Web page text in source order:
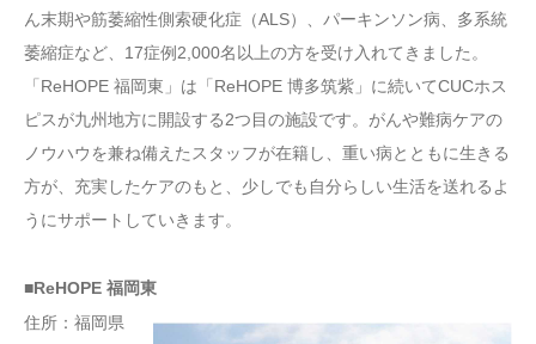
ん末期や筋萎縮性側索硬化症（ALS）、パーキンソン病、多系統
萎縮症など、17症例2,000名以上の方を受け入れてきました。
「ReHOPE 福岡東」は「ReHOPE 博多筑紫」に続いてCUCホス
ピスが九州地方に開設する2つ目の施設です。がんや難病ケアの
ノウハウを兼ね備えたスタッフが在籍し、重い病とともに生きる
方が、充実したケアのもと、少しでも自分らしい生活を送れるよ
うにサポートしていきます。
■ReHOPE 福岡東
住所：福岡県